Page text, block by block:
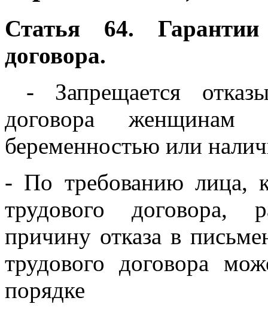
Статья 64.
договора.
- Запрещается
договора
беременностью или
- По требованию лица,
трудового договора,
причину отказа в
трудового договора
порядке